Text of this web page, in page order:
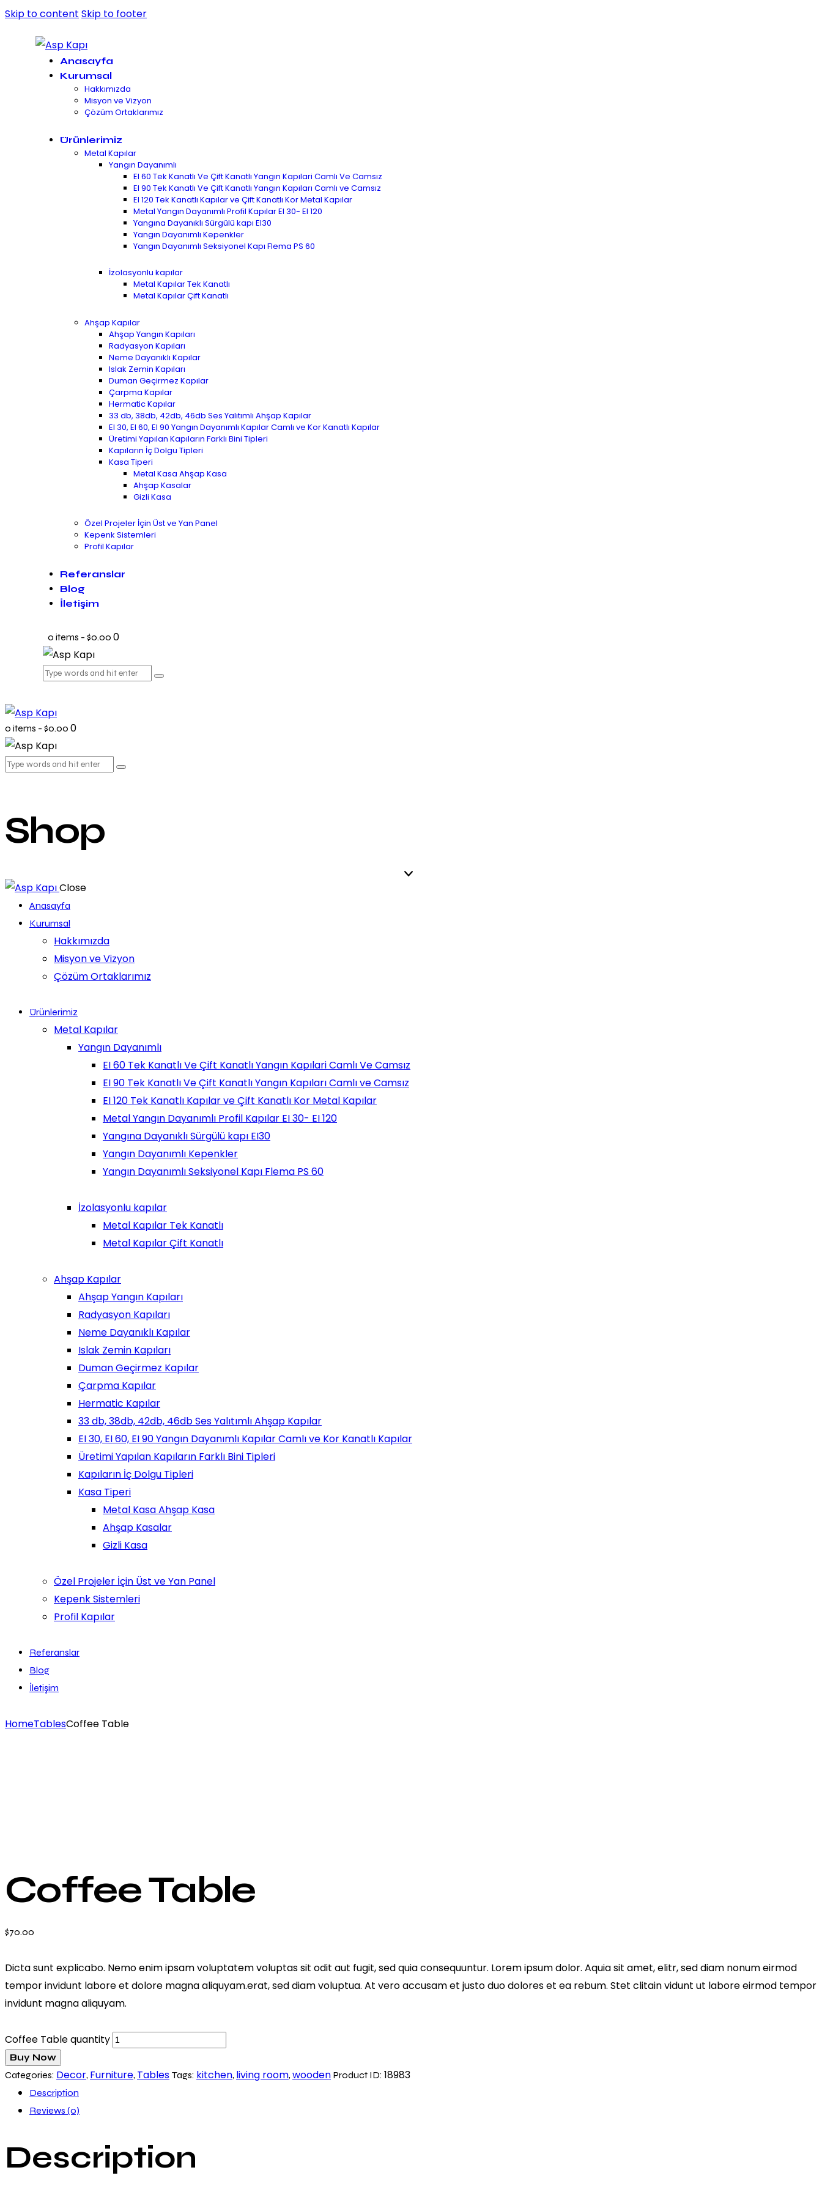
Skip to content Skip to footer
Anasayfa
Kurumsal
Hakkımızda
Misyon ve Vizyon
Çözüm Ortaklarımız
Ürünlerimiz
Metal Kapılar
Yangın Dayanımlı
EI 60 Tek Kanatlı Ve Çift Kanatlı Yangın Kapılari Camlı Ve Camsız
EI 90 Tek Kanatlı Ve Çift Kanatlı Yangın Kapıları Camlı ve Camsız
EI 120 Tek Kanatlı Kapılar ve Çift Kanatlı Kor Metal Kapılar
Metal Yangın Dayanımlı Profil Kapılar EI 30- EI 120
Yangına Dayanıklı Sürgülü kapı EI30
Yangın Dayanımlı Kepenkler
Yangın Dayanımlı Seksiyonel Kapı Flema PS 60
İzolasyonlu kapılar
Metal Kapılar Tek Kanatlı
Metal Kapılar Çift Kanatlı
Ahşap Kapılar
Ahşap Yangın Kapıları
Radyasyon Kapıları
Neme Dayanıklı Kapılar
Islak Zemin Kapıları
Duman Geçirmez Kapılar
Çarpma Kapılar
Hermatic Kapılar
33 db, 38db, 42db, 46db Ses Yalıtımlı Ahşap Kapılar
EI 30, EI 60, EI 90 Yangın Dayanımlı Kapılar Camlı ve Kor Kanatlı Kapılar
Üretimi Yapılan Kapıların Farklı Bini Tipleri
Kapıların İç Dolgu Tipleri
Kasa Tiperi
Metal Kasa Ahşap Kasa
Ahşap Kasalar
Gizli Kasa
Özel Projeler İçin Üst ve Yan Panel
Kepenk Sistemleri
Profil Kapılar
Referanslar
Blog
İletişim
0 items - $0.00 0
0 items - $0.00 0
Shop
Close
Anasayfa
Kurumsal
Hakkımızda
Misyon ve Vizyon
Çözüm Ortaklarımız
Ürünlerimiz
Metal Kapılar
Yangın Dayanımlı
EI 60 Tek Kanatlı Ve Çift Kanatlı Yangın Kapılari Camlı Ve Camsız
EI 90 Tek Kanatlı Ve Çift Kanatlı Yangın Kapıları Camlı ve Camsız
EI 120 Tek Kanatlı Kapılar ve Çift Kanatlı Kor Metal Kapılar
Metal Yangın Dayanımlı Profil Kapılar EI 30- EI 120
Yangına Dayanıklı Sürgülü kapı EI30
Yangın Dayanımlı Kepenkler
Yangın Dayanımlı Seksiyonel Kapı Flema PS 60
İzolasyonlu kapılar
Metal Kapılar Tek Kanatlı
Metal Kapılar Çift Kanatlı
Ahşap Kapılar
Ahşap Yangın Kapıları
Radyasyon Kapıları
Neme Dayanıklı Kapılar
Islak Zemin Kapıları
Duman Geçirmez Kapılar
Çarpma Kapılar
Hermatic Kapılar
33 db, 38db, 42db, 46db Ses Yalıtımlı Ahşap Kapılar
EI 30, EI 60, EI 90 Yangın Dayanımlı Kapılar Camlı ve Kor Kanatlı Kapılar
Üretimi Yapılan Kapıların Farklı Bini Tipleri
Kapıların İç Dolgu Tipleri
Kasa Tiperi
Metal Kasa Ahşap Kasa
Ahşap Kasalar
Gizli Kasa
Özel Projeler İçin Üst ve Yan Panel
Kepenk Sistemleri
Profil Kapılar
Referanslar
Blog
İletişim
HomeTablesCoffee Table
Coffee Table
$70.00
Dicta sunt explicabo. Nemo enim ipsam voluptatem voluptas sit odit aut fugit, sed quia consequuntur. Lorem ipsum dolor. Aquia sit amet, elitr, sed diam nonum eirmod
tempor invidunt labore et dolore magna aliquyam.erat, sed diam voluptua. At vero accusam et justo duo dolores et ea rebum. Stet clitain vidunt ut labore eirmod tempor
invidunt magna aliquyam.
Coffee Table quantity
Buy Now
Categories: Decor, Furniture, Tables Tags: kitchen, living room, wooden Product ID: 18983
Description
Reviews (0)
Description